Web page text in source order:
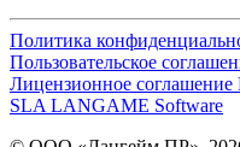
Политика
Пользовательское
Лицензионное
SLA LANGAME Software